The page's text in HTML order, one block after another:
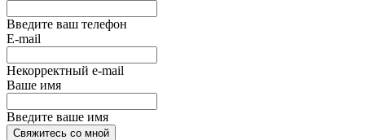
Введите ваш телефон
E-mail
Некорректный e-mail
Ваше имя
Введите ваше имя
Свяжитесь со мной